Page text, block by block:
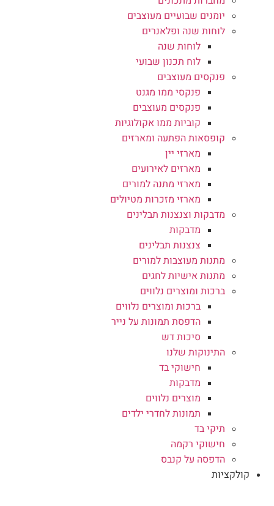
יומנים שבועיים מעוצבים
לוחות שנה ופלאנרים
לוחות שנה
לוח תכנון שבועי
פנקסים מעוצבים
פנקסי ממו מגנט
פנקסים מעוצבים
קוביות ממו אקולוגיות
קופסאות הפתעה ומארזים
מארזי יין
מארזים לאירועים
מארזי מתנה למורים
מארזי מזכרות מטיולים
מדבקות וצנצנות תבלינים
מדבקות
צנצנות תבלינים
מתנות מעוצבות למורים
מתנות אישיות לחגים
ברכות ומוצרים נלווים
ברכות ומוצרים נלווים
הדפסת תמונות על נייר
סיכות דש
התינוקות שלנו
חישוקי בד
מדבקות
מוצרים נלווים
תמונות לחדרי ילדים
תיקי בד
חישוקי רקמה
הדפסה על קנבס
קולקציות